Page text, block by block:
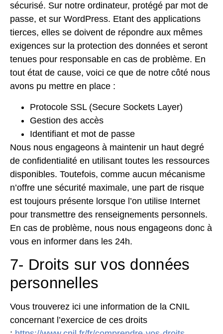
sécurisé. Sur notre ordinateur, protégé par mot de
passe, et sur WordPress. Etant des applications
tierces, elles se doivent de répondre aux mêmes
exigences sur la protection des données et seront
tenues pour responsable en cas de problème. En
tout état de cause, voici ce que de notre côté nous
avons pu mettre en place :
Protocole SSL (Secure Sockets Layer)
Gestion des accès
Identifiant et mot de passe
Nous nous engageons à maintenir un haut degré
de confidentialité en utilisant toutes les ressources
disponibles. Toutefois, comme aucun mécanisme
n’offre une sécurité maximale, une part de risque
est toujours présente lorsque l’on utilise Internet
pour transmettre des renseignements personnels.
En cas de problème, nous nous engageons donc à
vous en informer dans les 24h.
7- Droits sur vos données
personnelles
Vous trouverez ici une information de la CNIL
concernant l’exercice de ces droits